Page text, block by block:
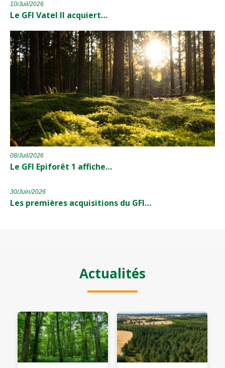
10/Juil/2026
Le GFI Vatel II acquiert…
08/Juil/2026
Le GFI Epiforêt 1 affiche…
30/Juin/2026
Les premières acquisitions du GFI…
Actualités